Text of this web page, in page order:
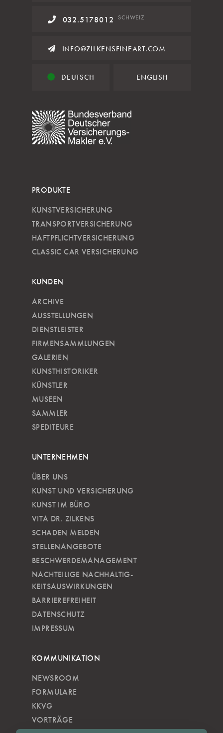
032.5178012 SCHWEIZ
INFO@ZILKENSFINEART.COM
DEUTSCH ENGLISH
PRODUKTE
KUNSTVERSICHERUNG
TRANSPORTVERSICHERUNG
HAFTPFLICHTVERSICHERUNG
CLASSIC CAR VERSICHERUNG
KUNDEN
ARCHIVE
AUSSTELLUNGEN
DIENSTLEISTER
FIRMENSAMMLUNGEN
GALERIEN
KUNSTHISTORIKER
KÜNSTLER
MUSEEN
SAMMLER
SPEDITEURE
UNTERNEHMEN
ÜBER UNS
KUNST UND VERSICHERUNG
KUNST IM BÜRO
VITA DR. ZILKENS
SCHADEN MELDEN
STELLENANGEBOTE
BESCHWERDEMANAGEMENT
NACHTEILIGE NACH­HALTIG­
KEITSAUSWIRKUNGEN
BARRIEREFREIHEIT
DATENSCHUTZ
IMPRESSUM
KOMMUNIKATION
NEWSROOM
FORMULARE
KKVG
VORTRÄGE